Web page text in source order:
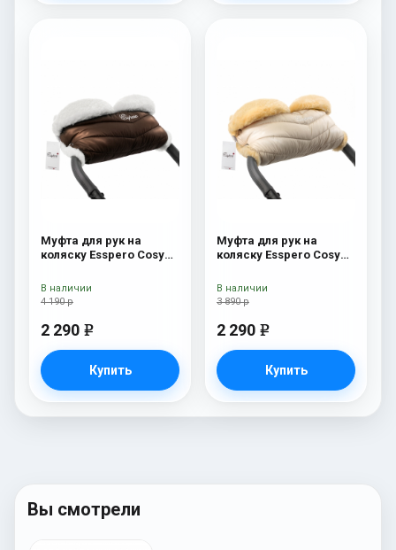
Муфта для рук на
коляску Esspero Cosy
4 190 р
2 290 e
Купить
В наличии
Муфта для рук на
коляску Esspero Cosy
3 890 р
2 290 e
Купить
В наличии
Вы смотрели